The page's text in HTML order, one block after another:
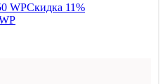
Скидка 11%